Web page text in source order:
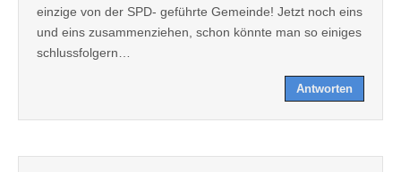
einzige von der SPD- geführte Gemeinde! Jetzt noch eins
und eins zusammenziehen, schon könnte man so einiges
schlussfolgern…
Antworten